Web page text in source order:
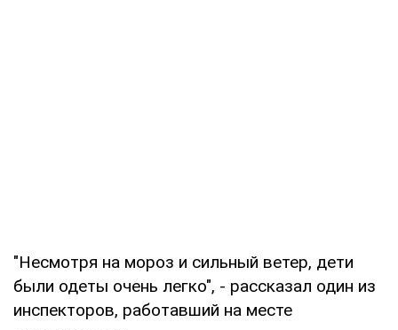
"Несмотря на мороз и сильный ветер, дети
были одеты очень легко", - рассказал один из
инспекторов, работавший на месте